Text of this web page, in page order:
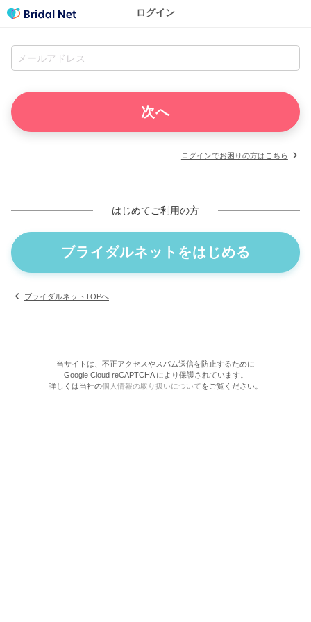
ログイン
ログインでお困りの方はこちら
はじめてご利用の方
ブライダルネットをはじめる
ブライダルネットTOPへ
当サイトは、不正アクセスやスパム送信を防止するために
Google Cloud reCAPTCHA により保護されています。
詳しくは当社の個人情報の取り扱いについてをご覧ください。